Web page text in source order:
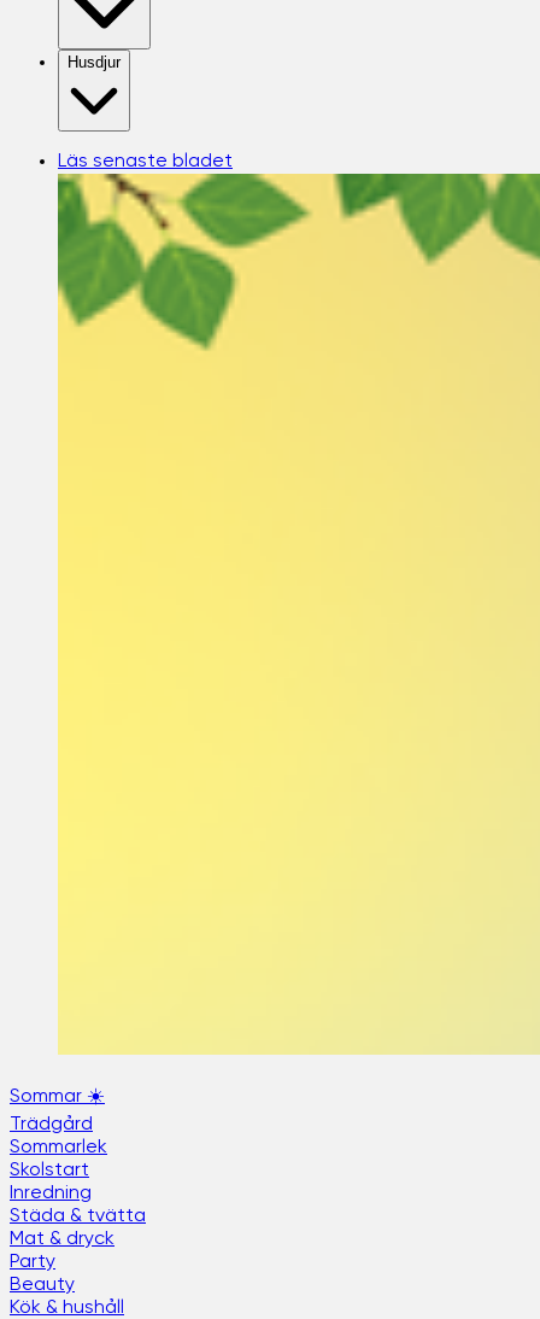
Husdjur
Läs senaste bladet
Sommar ☀️
Trädgård
Sommarlek
Skolstart
Inredning
Städa & tvätta
Mat & dryck
Party
Beauty
Kök & hushåll